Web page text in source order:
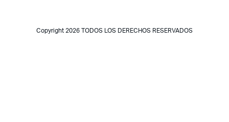
Copyright 2026 TODOS LOS DERECHOS RESERVADOS